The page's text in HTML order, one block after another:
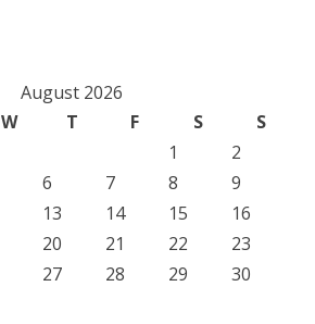
August 2026
W T F S
S
1
2
6 7 8
9
13 14 15
16
20 21 22
23
27 28 29
30